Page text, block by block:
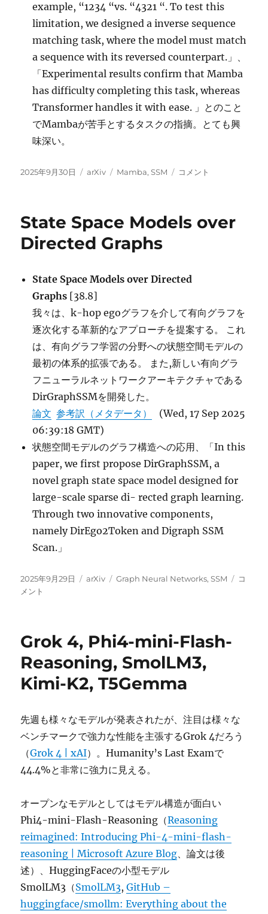
example, “1234 “vs. “4321 “. To test this
limitation, we designed a inverse sequence
matching task, where the model must match
a sequence with its reversed counterpart.」、
「Experimental results confirm that Mamba
has difficulty completing this task, whereas
Transformer handles it with ease. 」とのこと
でMambaが苦手とするタスクの指摘。とても興
味深い。
投
2025年9月30日
カ
ー
arXiv
タ
Mamba,SSM
Achilles’
Essential
architecture
by
data
に
コメント
State Space Models over
Directed Graphs
State Space Models over Directed
Graphs [38.8]
我々は、k-hop egoグラフを介して有向グラフを
逐次化する革新的なアプローチを提案する。 これ
は、有向グラフ学習の分野への状態空間モデルの
最初の体系的拡張である。 また,新しい有向グラ
フニューラルネットワークアーキテクチャである
DirGraphSSMを開発した。
論文 参考訳（メタデータ）
(Wed, 17 Sep 2025
06:39:18 GMT)
状態空間モデルのグラフ構造への応用、「In this
paper, we first propose DirGraphSSM, a
novel graph state space model designed for
large-scale sparse di- rected graph learning.
Through two innovative components,
namely DirEgo2Token and Digraph SSM
Scan.」
投
稿
2025年9月29日
カ
arXiv
タ
Graph Neural Networks,SSM
State
コ
メント
Grok 4, Phi4-mini-Flash-
Reasoning, SmolLM3,
Kimi-K2, T5Gemma
先週も様々なモデルが発表されたが、注目は様々な
ベンチマークで強力な性能を主張するGrok 4だろう
（Grok 4 | xAI）。Humanity’s Last Examで
44.4%と非常に強力に見える。
オープンなモデルとしてはモデル構造が面白い
Phi4-mini-Flash-Reasoning（Reasoning
reimagined: Introducing Phi-4-mini-flash-
reasoning | Microsoft Azure Blog、論文は後
述）、HuggingFaceの小型モデル
SmolLM3（SmolLM3,GitHub –
huggingface/smollm: Everything about the